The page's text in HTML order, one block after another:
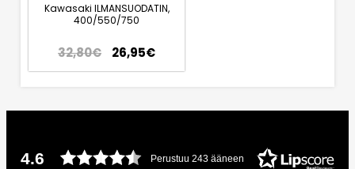
Kawasaki ILMANSUODATIN,
400/550/750
32,80€ 26,95€
4.6 Perustuu 243 ääneen